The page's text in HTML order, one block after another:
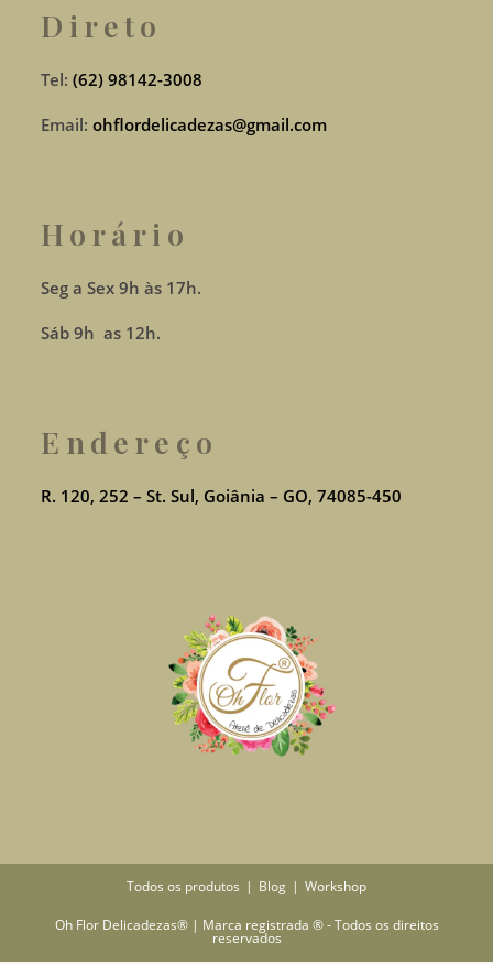
Direto
Tel: (62) 98142-3008
Email:ohflordelicadezas@gmail.com
Horário
Seg a Sex 9h às 17h.
Sáb 9h as 12h.
Endereço
R. 120, 252 – St. Sul, Goiânia – GO, 74085-450
Todos os produtos Blog Workshop
Oh Flor Delicadezas® | Marca registrada ® - Todos os direitos
reservados